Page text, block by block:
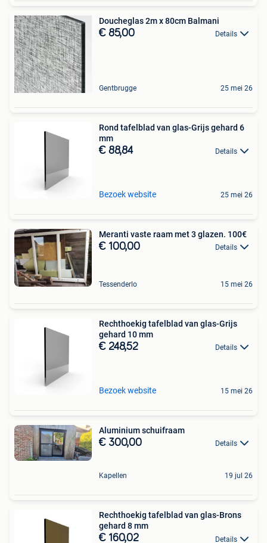
Doucheglas 2m x 80cm Balmani
€ 85,00 Details
Gentbrugge 25 mei 26
Rond tafelblad van glas-Grijs gehard 6
mm
€ 88,84 Details
Bezoek website 25 mei 26
Meranti vaste raam met 3 glazen. 100€
€ 100,00 Details
Tessenderlo 15 mei 26
Rechthoekig tafelblad van glas-Grijs
gehard 10 mm
€ 248,52 Details
Bezoek website 15 mei 26
Aluminium schuifraam
€ 300,00 Details
Kapellen 19 jul 26
Rechthoekig tafelblad van glas-Brons
gehard 8 mm
€ 160,02 Details